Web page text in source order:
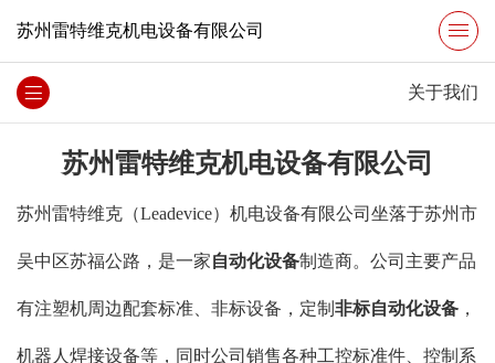
苏州雷特维克机电设备有限公司
关于我们
苏州雷特维克机电设备有限公司
苏州雷特维克（Leadevice）机电设备有限公司坐落于苏州市
吴中区苏福公路，是一家自动化设备制造商。公司主要产品
有注塑机周边配套标准、非标设备，定制 非标自动化设备 ，
机器人焊接设备等，同时公司销售各种工控标准件、控制系